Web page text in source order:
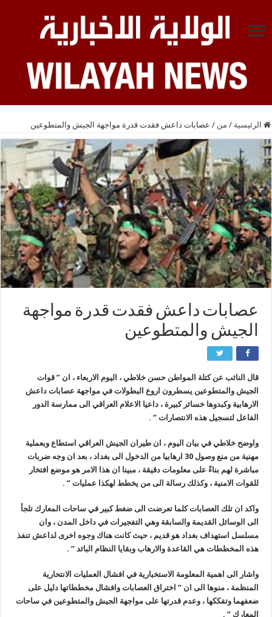
الرئيسية / من / عصابات داعش فقدت قدرة مواجهة الجيش والمتطوعين
عصابات داعش فقدت قدرة مواجهة
الجيش والمتطوعين
قال النائب عن كتلة المواطن حسن خلاطي ، اليوم الاربعاء ، ان ” قوات
الجيش والمتطوعين يسطرون اروع البطولات في مواجهة عصابات داعش
الارهابية وكبدوها خسائر كبيرة ، داعيا الاعلام العراقي الى ممارسة الدور
الفاعل لتسجيل هذه الانتصارات ” .
واوضح خلاطي في بيان اليوم ، ان طيران الجيش العراقي استطاع وبعملية
مهنية من منع وصول 30 ارهابيا من الدخول الى بغداد ، بعد ان وجه ضربات
مباشرة لهم بناءً على معلومات دقيقة ، مبينا ان هذا الامر هو موضع افتخار
للقوات الامنية ، وكذلك رسالة الى من يخطط لهكذا عمليات ” .
واكد ان تلك العصابات كلما تعرضت الى ضغط كبير في ساحات المعارك تلجأ
الى الوسائل القديمة والسابقة وهي التفجيرات في داخل المدن ، وان
مسلسل استهداف بغداد هو قديم ، حيث كانت هناك وجوه اخرى لداعش تنفذ
هذه المخططات هي القاعدة والارهاب وبقايا النظام البائد ” .
واشار الى اهمية المعلومة الاستخبارية في افشال العمليات الانتحارية
المنظمة ، منوها الى ان ” اختراق العصابات وافشال مخططاتها دليل على
ضعفهما وتفككها ، وعدم قدرتها على مواجهة الجيش والمتطوعين في ساحات
المعارك ” .